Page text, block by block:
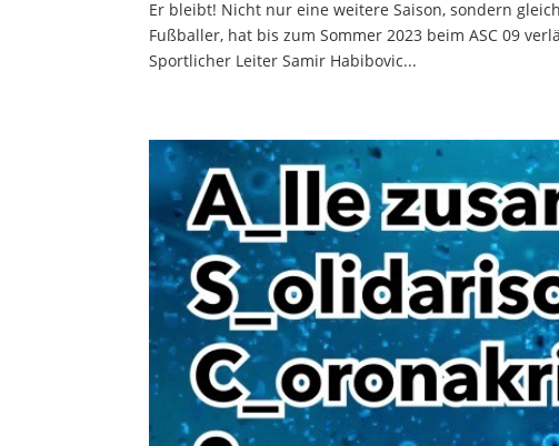
Er bleibt! Nicht nur eine weitere Saison, sondern
Fußballer, hat bis zum Sommer 2023 beim ASC 09
Sportlicher Leiter Samir Habibovic...